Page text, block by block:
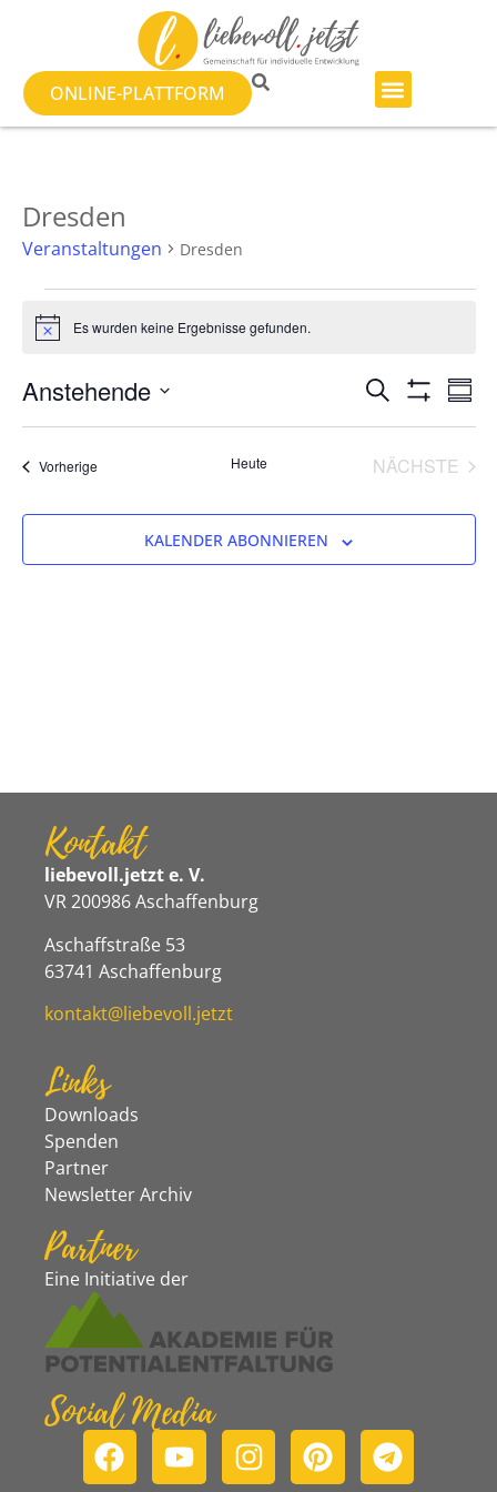
ONLINE-PLATTFORM
Dresden
Veranstaltungen Dresden
HinweisEs wurden keine Ergebnisse gefunden.
Suche
und
SUCHE
Anstehende
auswählen.
VorherigeVeranstaltungen Heute NÄCHSTE
KALENDER ABONNIEREN
Kontakt
liebevoll.jetzt e. V.
VR 200986 Aschaffenburg
Aschaffstraße 53
63741 Aschaffenburg
kontakt@liebevoll.jetzt
Links
Downloads
Spenden
Partner
Newsletter Archiv
Partner
Eine Initiative der
Social Media